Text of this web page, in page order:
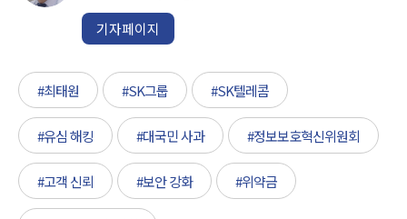
기자페이지
#최태원 #SK그룹 #SK텔레콤
#유심 해킹 #대국민 사과 #정보보호혁신위원회
#고객 신뢰 #보안 강화 #위약금